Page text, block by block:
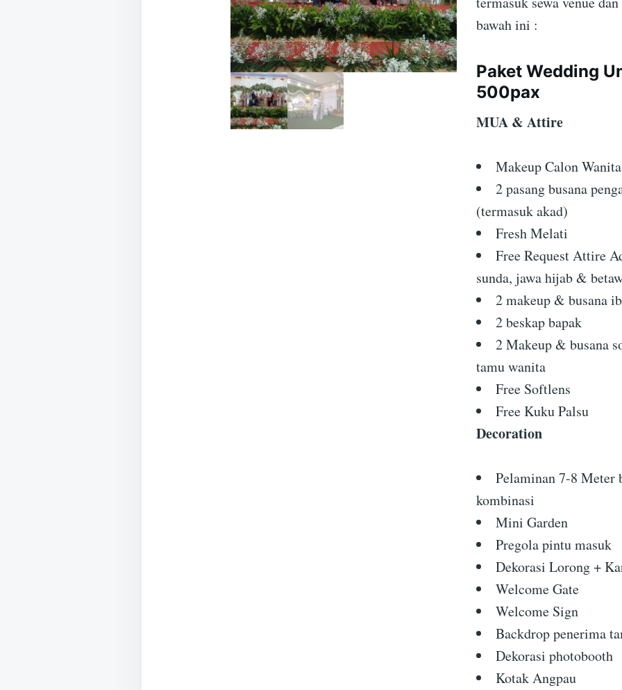
bawah ini :
Paket Wedding
500pax
MUA & Attire
Makeup Calon
2 pasang busana
(termasuk akad)
Fresh Melati
Free Request Attire
sunda, jawa hijab &
2 makeup & busana
2 beskap bapak
2 Makeup & busana
tamu wanita
Free Softlens
Free Kuku Palsu
Decoration
Pelaminan 7-8 Meter
kombinasi
Mini Garden
Pregola pintu masuk
Dekorasi Lorong +
Welcome Gate
Welcome Sign
Backdrop penerima
Dekorasi photobooth
Kotak Angpau